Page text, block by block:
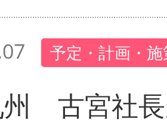
予定・計画・
州 古宮社